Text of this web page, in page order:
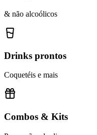
& não alcoólicos
Drinks prontos
Coquetéis e mais
Combos & Kits